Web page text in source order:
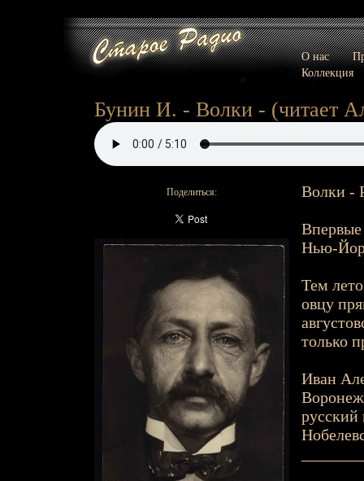
О нас
Коллекция
Бунин И. - Волки - (читает
Поделиться: Волки -
Впервые
Нью-
Тем
овцу
только
Иван
русский